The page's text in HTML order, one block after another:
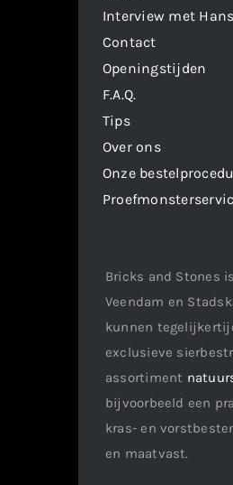
Interview met
Contact
Openingstijden
F.A.Q.
Tips
Over ons
Onze
Bricks and Stones
Veendam en
kunnen
exclusieve
assortiment
bijvoorbeeld een
kras- en
en maatvast.